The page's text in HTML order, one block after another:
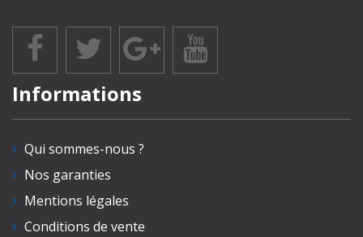
Informations
Qui sommes-nous ?
Nos garanties
Mentions légales
Conditions de vente